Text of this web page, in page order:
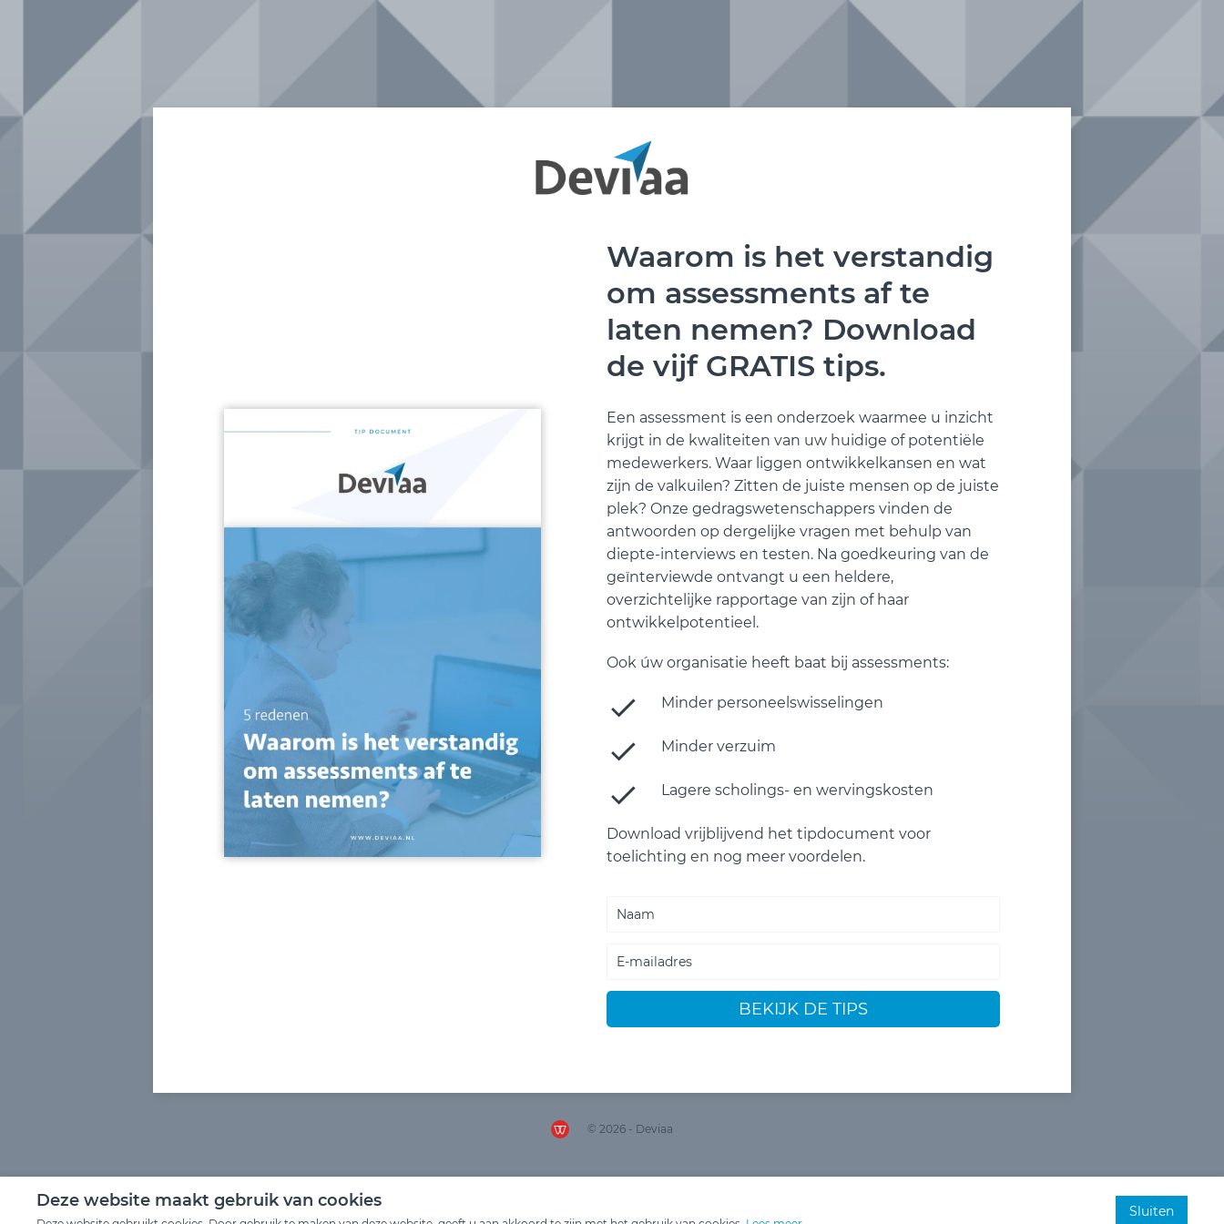
Waarom is het verstandig
om assessments af te
laten nemen? Download
de vijf GRATIS tips.
Een assessment is een onderzoek waarmee u inzicht
krijgt in de kwaliteiten van uw huidige of potentiële
medewerkers. Waar liggen ontwikkelkansen en wat
zijn de valkuilen? Zitten de juiste mensen op de juiste
plek? Onze gedragswetenschappers vinden de
antwoorden op dergelijke vragen met behulp van
diepte-interviews en testen. Na goedkeuring van de
geïnterviewde ontvangt u een heldere,
overzichtelijke rapportage van zijn of haar
ontwikkelpotentieel.
Ook úw organisatie heeft baat bij assessments:
Minder personeelswisselingen
Minder verzuim
Lagere scholings- en wervingskosten
Download vrijblijvend het tipdocument voor
toelichting en nog meer voordelen.
BEKIJK DE TIPS
© 2026 - Deviaa
Deze website maakt gebruik van cookies
Sluiten